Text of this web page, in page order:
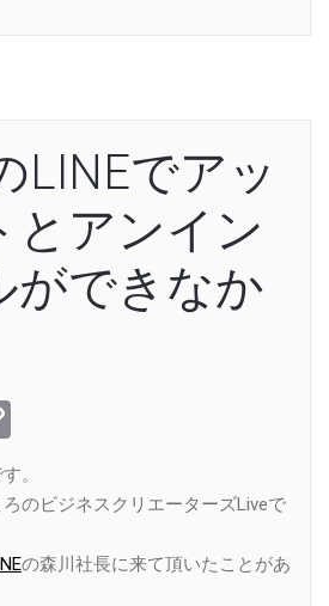
LINEでアッ
とアンイン
ができなか
Link
。
のビジネスクリエーターズLiveで
の森川社長に来て頂いたことがあ